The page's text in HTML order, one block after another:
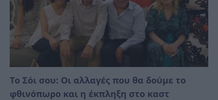
Το Σόι σου: Οι αλλαγές που θα δούμε το
φθινόπωρο και η έκπληξη στο καστ